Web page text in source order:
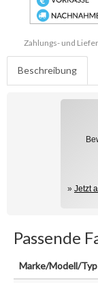
Zahlungs- und
Beschreibung
» Jetzt
Passende
Marke/Modell/Typ